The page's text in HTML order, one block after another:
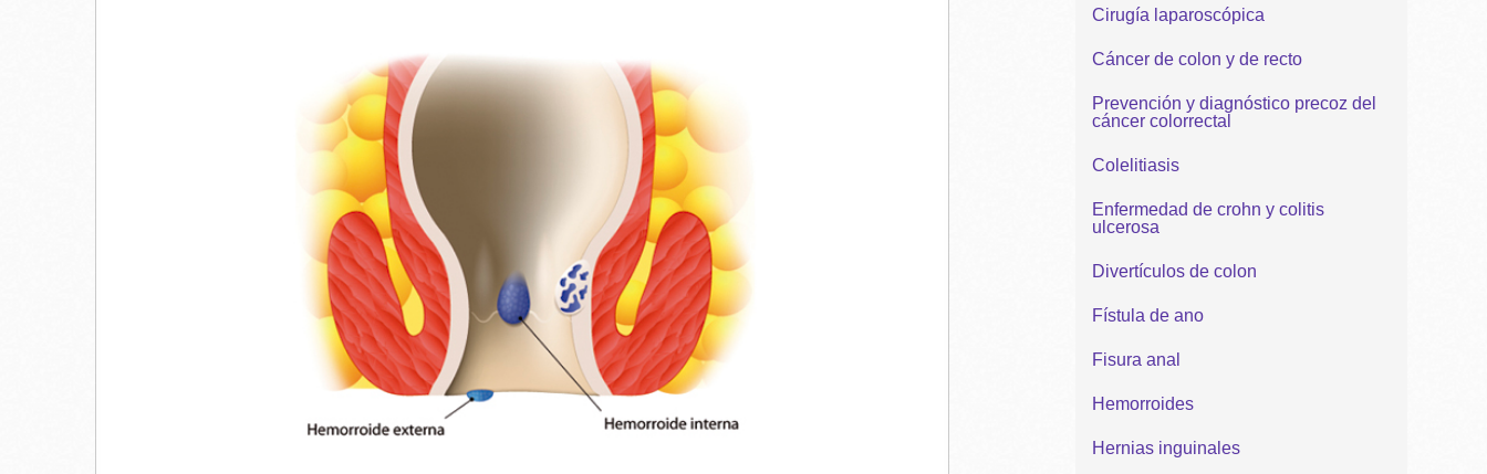
Cirugía laparoscópica
Cáncer de colon y de recto
Prevención y diagnóstico precoz del
cáncer colorrectal
Colelitiasis
Enfermedad de crohn y colitis
ulcerosa
Divertículos de colon
Fístula de ano
Fisura anal
Hemorroides
Hernias inguinales